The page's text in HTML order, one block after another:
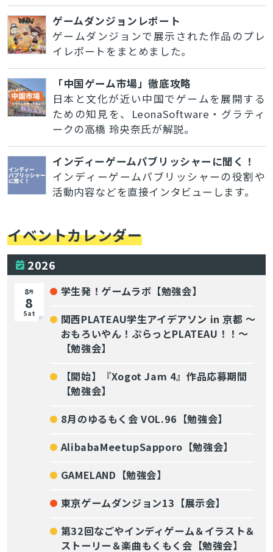
ゲームダンジョンレポート
ゲームダンジョンで展示された作品のプレ
イレポートをまとめました。
「中国ゲーム市場」徹底攻略
日本と文化が近い中国でゲームを展開する
ための知見を、LeonaSoftware・グラティ
ークの高橋 玲央奈氏が解説。
インディーゲームパブリッシャーに聞く！
インディーゲームパブリッシャーの役割や
活動内容などを直接インタビューします。
イベントカレンダー
2026
8月
8
Sat
学生発！ゲームラボ【勉強会】
関西PLATEAU学生アイデアソン in 京都 〜
おもろいやん！ぷらっとPLATEAU！！〜
【勉強会】
【開始】『Xogot Jam 4』作品応募期間
【勉強会】
8月のゆるもく会 VOL.96【勉強会】
AlibabaMeetupSapporo【勉強会】
GAMELAND【勉強会】
東京ゲームダンジョン13【展示会】
第32回なごやインディゲーム＆イラスト＆
ストーリー＆楽曲もくもく会【勉強会】